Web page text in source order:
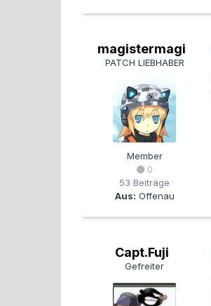
magistermagi
PATCH LIEBHABER
Member
0
53 Beiträge
Aus: Offenau
Capt.Fuji
Gefreiter